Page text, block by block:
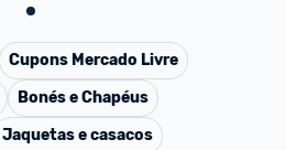
Cupons Mercado Livre
Bonés e Chapéus
Jaquetas e casacos